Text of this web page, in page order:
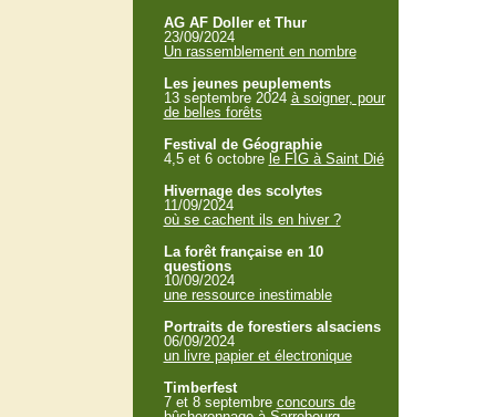
AG AF Doller et Thur
23/09/2024
Un rassemblement en nombre
Les jeunes peuplements
13 septembre 2024 à soigner, pour
de belles forêts
Festival de Géographie
4,5 et 6 octobre le FIG à Saint Dié
Hivernage des scolytes
11/09/2024
où se cachent ils en hiver ?
La forêt française en 10
questions
10/09/2024
une ressource inestimable
Portraits de forestiers alsaciens
06/09/2024
un livre papier et électronique
Timberfest
7 et 8 septembre concours de